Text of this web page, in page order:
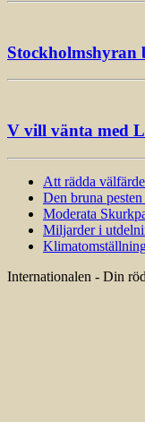
Stockholmshyran
V vill vänta med
Att rädda
Den bruna
Moderata
Miljarder i
Internationalen - Din